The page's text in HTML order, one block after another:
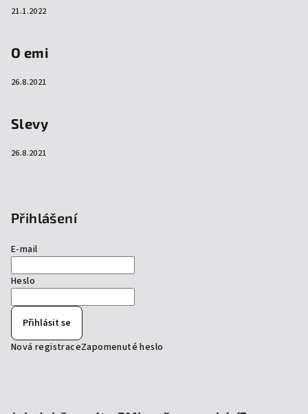
21.1.2022
O emi
26.8.2021
Slevy
26.8.2021
Přihlášení
E-mail
Heslo
Přihlásit se
Nová registraceZapomenuté heslo